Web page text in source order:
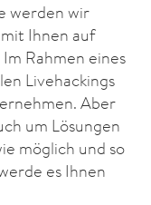
werden wir
Ihnen auf
Rahmen eines
Livehackings
Aber
um Lösungen
möglich und so
es Ihnen